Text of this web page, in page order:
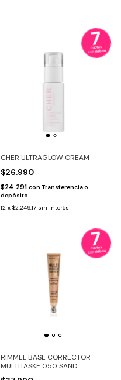
CHER ULTRAGLOW CREAM
$26.990
$24.291 con Transferencia o
depósito
12 x $2.249,17 sin interés
RIMMEL BASE CORRECTOR
MULTITASKE 050 SAND